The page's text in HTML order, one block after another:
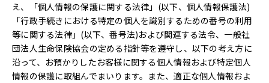
え、「個人情報の保護に関する法律」(以下、個人情報保護法)
「行政手続きにおける特定の個人を識別するための番号の利用
等に関する法律」(以下、番号法)および関連する法令、一般社
団法人生命保険協会の定める指針等を遵守し、以下の考え方に
沿って、お預かりしたお客様に関する個人情報および特定個人
情報の保護に取組んでまいります。また、適正な個人情報およ